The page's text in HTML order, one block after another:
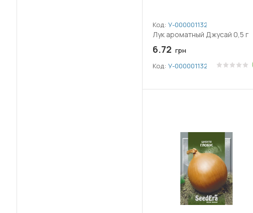
Код: У-0000011329
Лук ароматный Джусай 0,5 г
6.72 грн
Код: У-0000011329